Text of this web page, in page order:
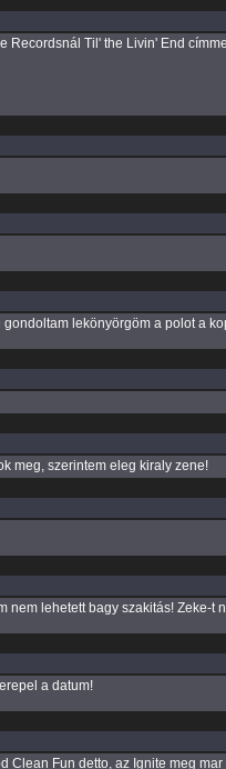
Recordsnál Til' the Livin' End
lekönyörgöm a polot a
meg, szerintem eleg kiraly zene!
nem lehetett bagy szakitás!
a datum!
Clean Fun detto, az Ignite meg